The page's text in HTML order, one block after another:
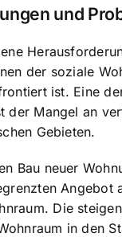
und
der soziale
ist. Eine
der Mangel an
Gebieten.
Bau neuer
Angebot
Die
in den